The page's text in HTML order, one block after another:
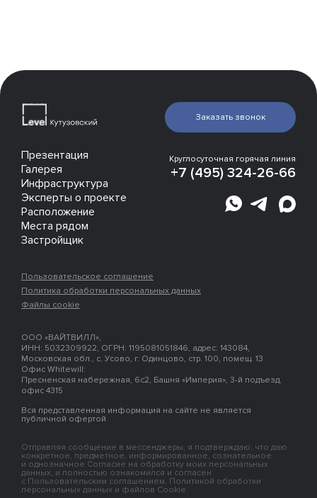
Презентация
Галерея
Инфраструктура
Эксперты о проекте
Расположение
Места рядом
Застройщик
Круглосуточная горячая линия
+7 (495) 324-26-66
Заказать звонок
Пользовательское соглашение
Политика обработки персональных данных
Файлы cookie
ООО «ВАЙТВИЛЛ»,
ИНН: 5032309922, ОГРН: 1195081051846, адрес: 143084,
Московская обл., с. Усово, г. Одинцово, стр. 100, помещ. 13
Офис Whitewill:
Пресненская набережная, 6с2, Башня «Империя», 3-й подъезд,
офис 4315
Вся представленная информация на сайте не является
публичной офертой
Отправляя сообщение в мессенджеры, я подтверждаю, что даю
конкретное, предметное, информированное, сознательное
и однозначное Согласие на обработку моих персональных
данных, и полностью ознакомился и согласен
с Пользовательским соглашением, Политикой обработки
персональных данных и файлов Cookie.